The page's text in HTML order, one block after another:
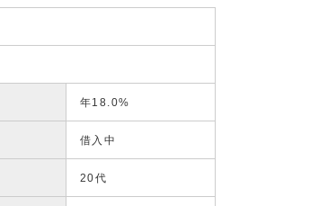
年18.0%
借入中
20代